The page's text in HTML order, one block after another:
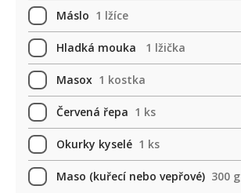
Máslo 1 lžíce
Hladká mouka 1 lžička
Masox 1 kostka
Červená řepa 1 ks
Okurky kyselé 1 ks
Maso (kuřecí nebo vepřové) 300 g